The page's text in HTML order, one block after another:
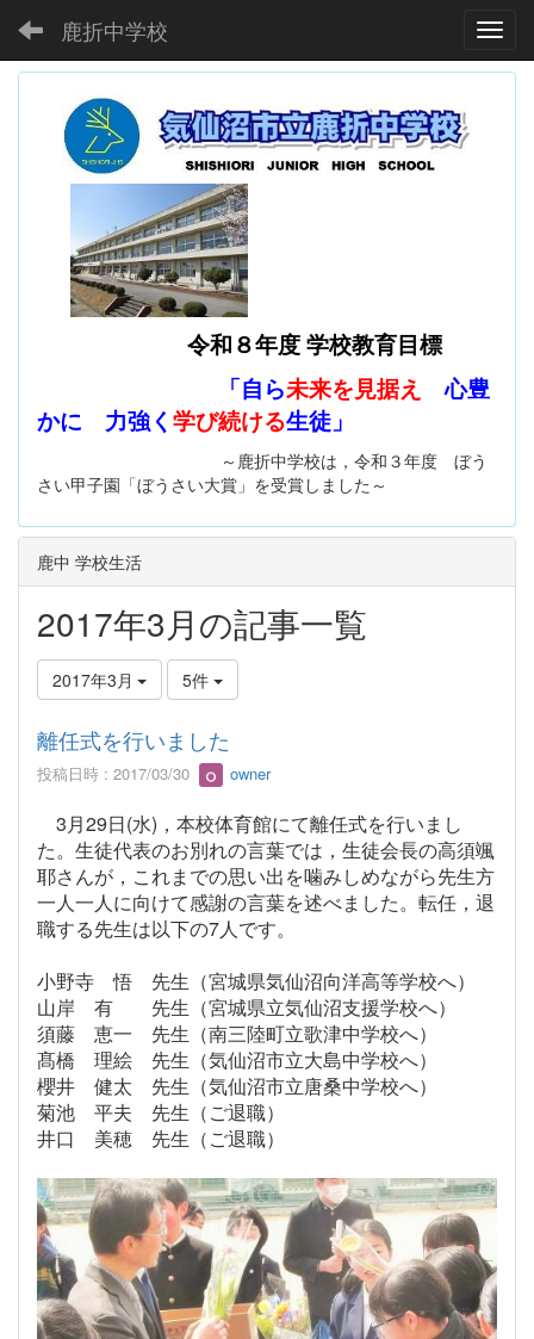
鹿折中学校
令和８年度 学校教育目標
「自ら未来を見据え
心豊
かに 力強く 学び続ける生徒」
～鹿折中学校は，令和３年度 ぼう
さい甲子園「ぼうさい大賞」を受賞しました～
鹿中 学校生活
2017年3月の記事一覧
2017年3月 5件
離任式を行いました
投稿日時 : 2017/03/30 owner
3月29日(水)，本校体育館にて離任式を行いまし
た。生徒代表のお別れの言葉では，生徒会長の高須颯
耶さんが，これまでの思い出を噛みしめながら先生方
一人一人に向けて感謝の言葉を述べました。転任，退
職する先生は以下の7人です。
小野寺 悟 先生（宮城県気仙沼向洋高等学校へ）
山岸 有 先生（宮城県立気仙沼支援学校へ）
須藤 恵一 先生（南三陸町立歌津中学校へ）
髙橋 理絵 先生（気仙沼市立大島中学校へ）
櫻井 健太 先生（気仙沼市立唐桑中学校へ）
菊池 平夫 先生（ご退職）
井口 美穂 先生（ご退職）